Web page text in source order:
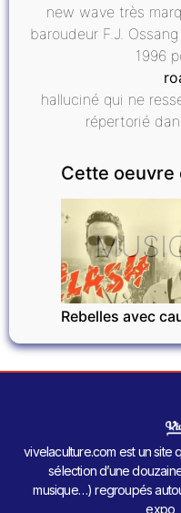
new wave très
baroudeur F.J.
1996
halluciné qui ne
répertorié
Cette oeuvre
Rebelles avec
vivelaculture.com est un site
sélection d’une
musique…) regroupés
expo,